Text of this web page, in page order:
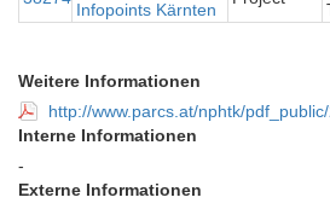
Infopoints Kärnten
Weitere Informationen
http://www.parcs.at/nphtk/
Interne Informationen
-
Externe Informationen